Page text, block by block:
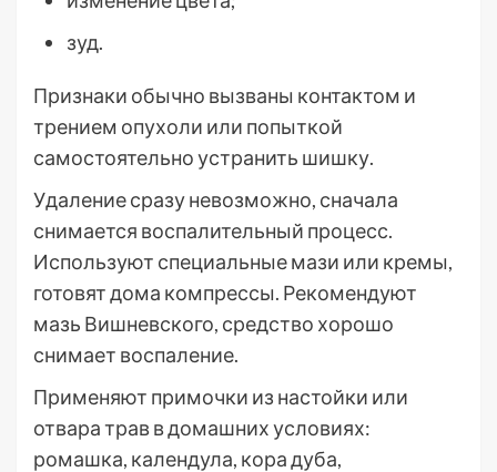
зуд.
Признаки обычно вызваны контактом и
трением опухоли или попыткой
самостоятельно устранить шишку.
Удаление сразу невозможно, сначала
снимается воспалительный процесс.
Используют специальные мази или кремы,
готовят дома компрессы. Рекомендуют
мазь Вишневского, средство хорошо
снимает воспаление.
Применяют примочки из настойки или
отвара трав в домашних условиях:
ромашка, календула, кора дуба,